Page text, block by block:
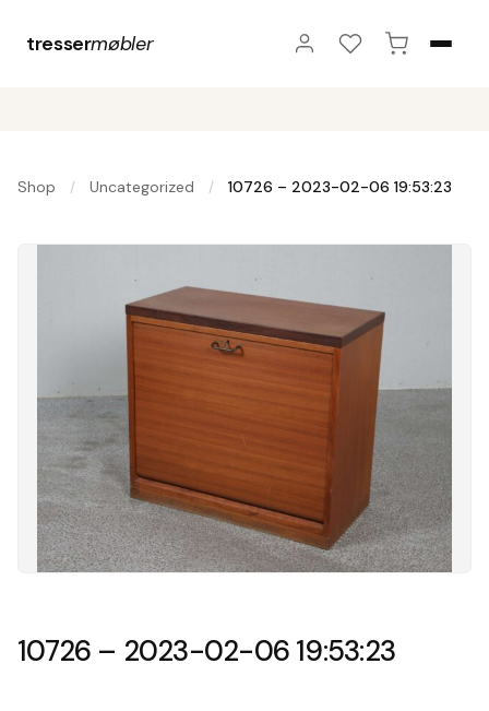
tressermøbler
Shop / Uncategorized / 10726 – 2023-02-06 19:53:23
10726 – 2023-02-06 19:53:23